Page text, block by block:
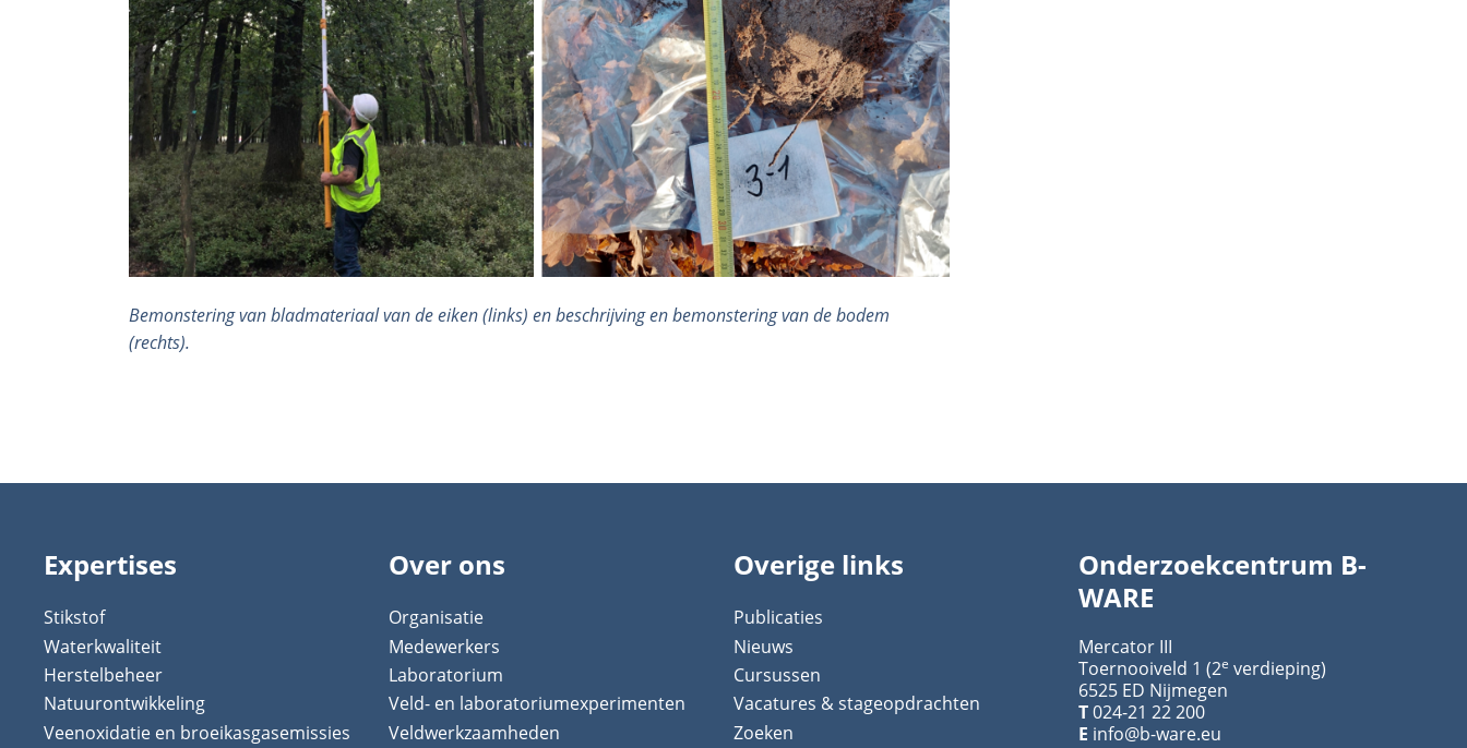
Bemonstering van bladmateriaal van de eiken (links) en beschrijving en bemonstering van de bodem
(rechts).
Expertises
Stikstof
Waterkwaliteit
Herstelbeheer
Natuurontwikkeling
Veenoxidatie en broeikasgasemissies
Over ons
Organisatie
Medewerkers
Laboratorium
Veld- en laboratoriumexperimenten
Veldwerkzaamheden
Overige links
Publicaties
Nieuws
Cursussen
Vacatures & stageopdrachten
Zoeken
Onderzoekcentrum B-
WARE
Mercator III
Toernooiveld 1 (2e verdieping)
6525 ED Nijmegen
T024-21 22 200
E info@b-ware.eu